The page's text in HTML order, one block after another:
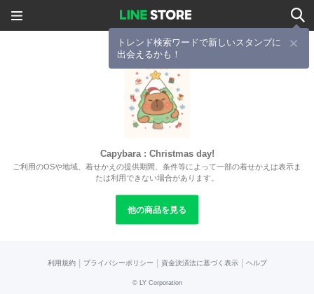
トレンド検索ワードで新しいスタンプに
出会えるかも！
Capybara : Christmas day!
ご利用のOSや地域、着せかえの提供期間、条件等によって一部の着せかえは表示ま
たは利用できない場合があります。
他の商品を見る
利用規約 プライバシーポリシー 資金決済法に基づく表示 ヘルプ
© LY Corporation